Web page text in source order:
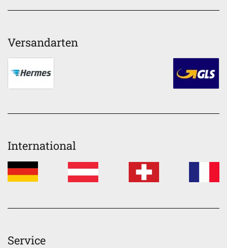
Versandarten
International
Service